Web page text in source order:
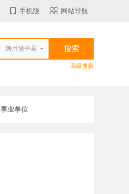
手机版 网站导航
高级搜索
事业单位